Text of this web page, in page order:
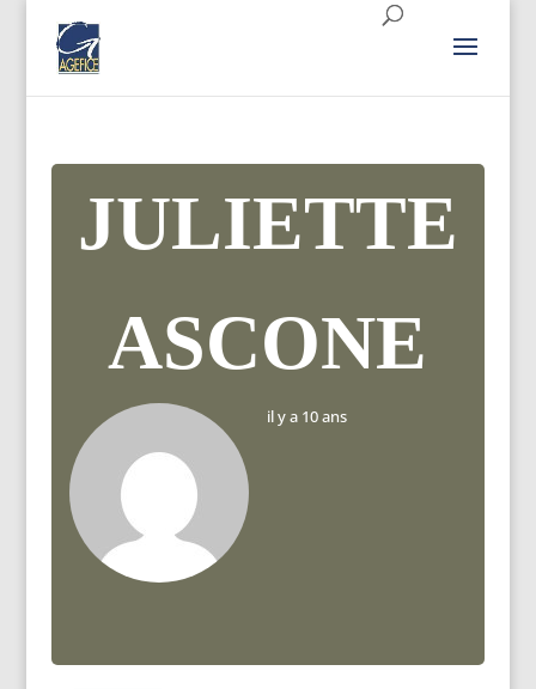
JULIETTE
ASCONE
il y a 10 ans